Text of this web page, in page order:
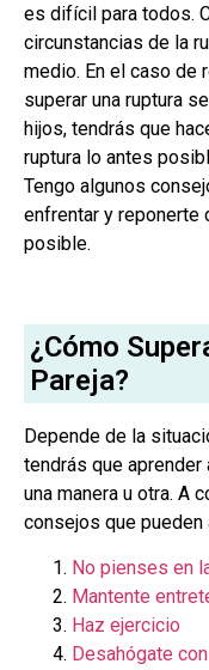
es difícil para todos.
circunstancias de la
medio. En el caso de
superar una ruptura
hijos, tendrás que
ruptura lo antes
Tengo algunos
enfrentar y reponerte
posible.
¿Cómo
Pareja?
Depende de la
tendrás que aprender
una manera u otra. A
consejos que
No pienses en
Mantente
Haz ejercicio
Desahógate